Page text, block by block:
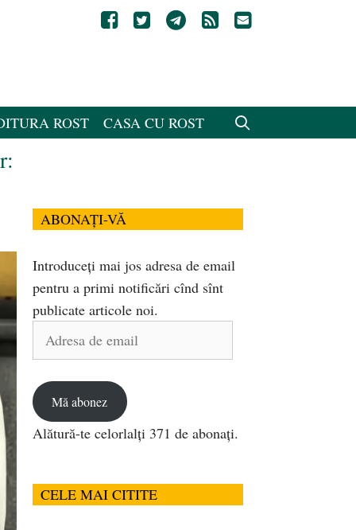
ROST CASA CU ROST
ABONAȚI-VĂ
Introduceți mai jos adresa de email
pentru a primi notificări cînd sînt
publicate articole noi.
Adresa
Mă abonez
Alătură-te celorlalți 371 de abonați.
CELE MAI CITITE